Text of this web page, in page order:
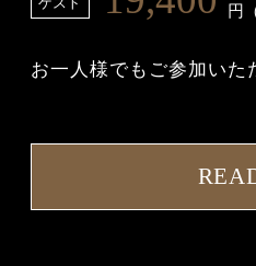
円
お一人様でもご参加いた